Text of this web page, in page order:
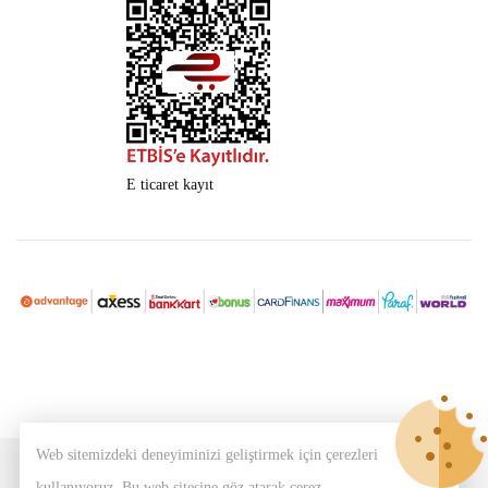
Versatil kalem seti, hem şıklığı hem de işlevselliği bir arada sunan
prestijli bir üründür. Ayrıca şirketinizin marka değerini yükseltmek,
müşterilerinize veya çalışanlarınıza özel bir hediye vermek için ideal
Şimdi imza kalemi setiürün sayfasınıziyaret ederek siparişinizi
E ticaret kayıt
Web sitemizdeki deneyiminizi geliştirmek için çerezleri